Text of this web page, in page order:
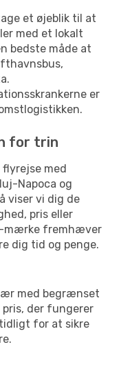
et øjeblik til at
med et lokalt
bedste måde at
er
for trin
med
Napoca og
viser vi dig de
pris eller
mærke fremhæver
dig tid og penge.
med begrænset
der fungerer
for at sikre